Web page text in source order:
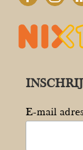
E-mail adres